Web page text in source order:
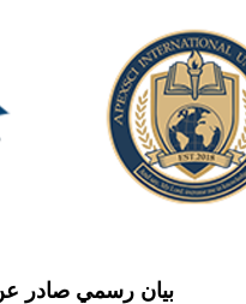
بيان رسمي صادر عن